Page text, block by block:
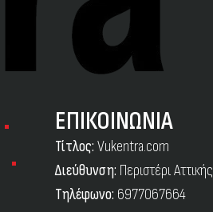
ΕΠΙΚΟΙΝΩΝΙΑ
Τίτλος: Vukentra.com
Διεύθυνση: Περιστέρι Αττικής
Τηλέφωνο: 6977067664